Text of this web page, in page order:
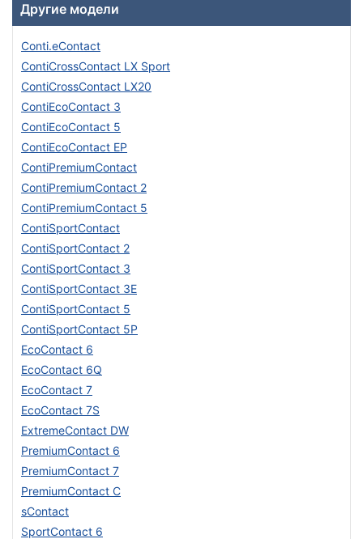
Другие модели
Conti.eContact
ContiCrossContact LX Sport
ContiCrossContact LX20
ContiEcoContact 3
ContiEcoContact 5
ContiEcoContact EP
ContiPremiumContact
ContiPremiumContact 2
ContiPremiumContact 5
ContiSportContact
ContiSportContact 2
ContiSportContact 3
ContiSportContact 3E
ContiSportContact 5
ContiSportContact 5P
EcoContact 6
EcoContact 6Q
EcoContact 7
EcoContact 7S
ExtremeContact DW
PremiumContact 6
PremiumContact 7
PremiumContact C
sContact
SportContact 6